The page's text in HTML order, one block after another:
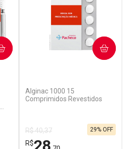
Alginac 1000 15
Comprimidos Revestidos
R$ 40,37
R$
29% OFF
COMPRAR